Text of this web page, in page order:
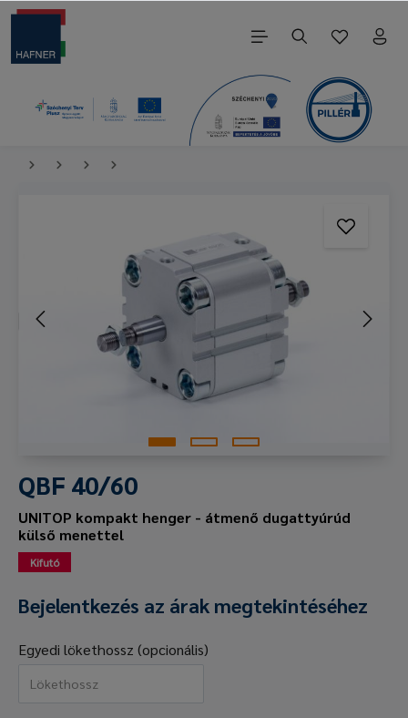
QBF 40/60
UNITOP kompakt henger - átmenő dugattyúrúd
külső menettel
Kifutó
Bejelentkezés az árak megtekintéséhez
Egyedi lökethossz (opcionális)